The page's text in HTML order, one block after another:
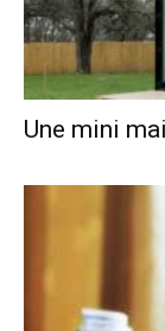
Une mini